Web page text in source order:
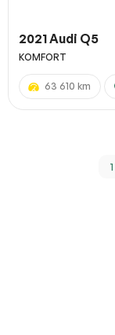
2021 Audi Q5
KOMFORT
63 610 km
1